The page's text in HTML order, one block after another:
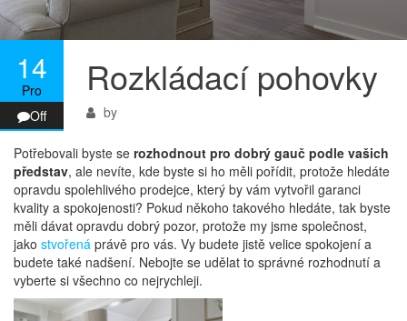
14
Pro
Off
Rozkládací pohovky
by
Potřebovali byste se rozhodnout pro dobrý gauč podle vašich
představ, ale nevíte, kde byste si ho měli pořídit, protože hledáte
opravdu spolehlivého prodejce, který by vám vytvořil garanci
kvality a spokojenosti? Pokud někoho takového hledáte, tak byste
měli dávat opravdu dobrý pozor, protože my jsme společnost,
jako stvořená právě pro vás. Vy budete jistě velice spokojení a
budete také nadšení. Nebojte se udělat to správné rozhodnutí a
vyberte si všechno co nejrychleji.